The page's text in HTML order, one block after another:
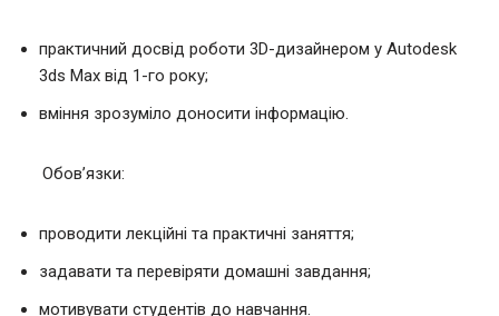
практичний досвід роботи 3D-дизайнером у Autodesk
3ds Max від 1-го року;
вміння зрозуміло доносити інформацію.
Обов’язки:
проводити лекційні та практичні заняття;
задавати та перевіряти домашні завдання;
мотивувати студентів до навчання.